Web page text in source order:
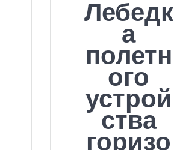
Лебедк
а
полетн
ого
устрой
ства
горизо